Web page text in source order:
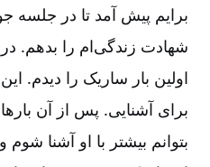
برایم پیش آمد تا در جلسه
شهادت زندگی‌‌ام را بدهم.
اولین بار ساریک را دیدم.
برای آشنایی. پس از آن